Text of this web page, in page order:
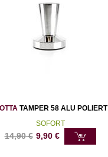
TAMPER 58 ALU POLIERT
SOFORT
14,90€ 9,90€